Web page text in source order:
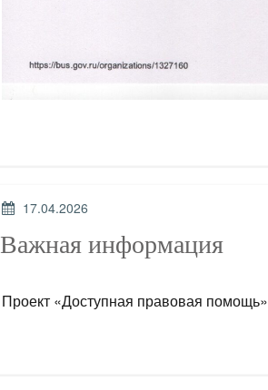
ОПУБЛИКОВАНО
17.04.2026
Важная информация
Проект «Доступная правовая помощь»